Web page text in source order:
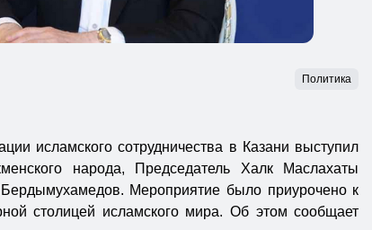
Политика
исламского сотрудничества в Казани выступил
народа, Председатель Халк Маслахаты
Бердымухамедов. Мероприятие было приурочено к
столицей исламского мира. Об этом сообщает